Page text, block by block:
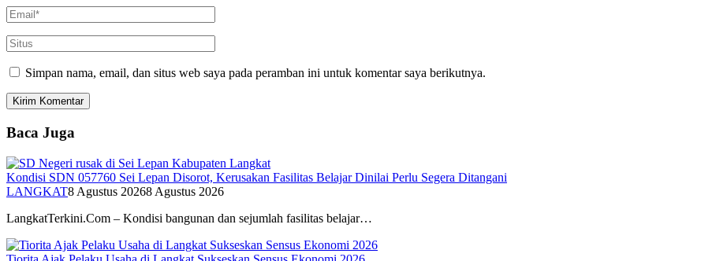
Simpan nama, email, dan situs web saya pada peramban ini untuk komentar saya berikutnya.
Baca Juga
Kondisi SDN 057760 Sei Lepan Disorot, Kerusakan Fasilitas Belajar Dinilai Perlu Segera Ditangani
LANGKAT8 Agustus 20268 Agustus 2026
LangkatTerkini.Com – Kondisi bangunan dan sejumlah fasilitas belajar…